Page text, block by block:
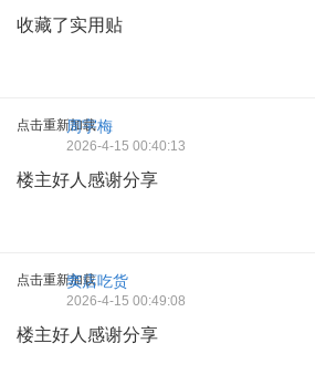
收藏了实用贴
点击重新加载
周宇梅
2026-4-15 00:40:13
楼主好人感谢分享
点击重新加载窦店吃货
2026-4-15 00:49:08
楼主好人感谢分享